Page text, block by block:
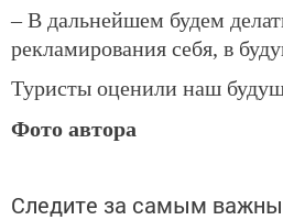
– В дальнейшем будем
рекламирования себя, в
Туристы оценили наш
Фото автора
Следите за самым